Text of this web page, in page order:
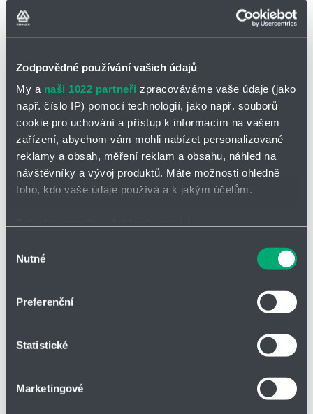
Zodpovědné používání vašich údajů
My a naši 1022 partneři zpracováváme vaše údaje (jako
např. číslo IP) pomocí technologií, jako např. souborů
cookie pro uchování a přístup k informacím na vašem
zařízení, abychom vám mohli nabízet personalizované
reklamy a obsah, měření reklam a obsahu, náhled na
návštěvníky a vývoj produktů. Máte možnosti ohledně
toho, kdo vaše údaje používá a k jakým účelům.
které mohou být přesné na několik metrů
skenování pro konkrétní charakteristiky (otisk prstu)
Zjistěte více o tom, jak zpracováváme vaše osobní
Svůj souhlas můžete kdykoliv změnit nebo odvolat v
Soubory cookies a další technologie nám pomáhají
souhlasu
Nutné
Preferenční
Statistické
Marketingové
Ne
nákupní
seznam
-
minus plus
Vložit do poptávky
d [mm] 5
30
459,80